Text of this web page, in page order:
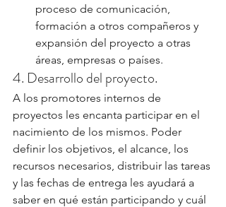
proceso de comunicación,
formación a otros compañeros y
expansión del proyecto a otras
áreas, empresas o países.
4. Desarrollo del proyecto.
A los promotores internos de
proyectos les encanta participar en el
nacimiento de los mismos. Poder
definir los objetivos, el alcance, los
recursos necesarios, distribuir las tareas
y las fechas de entrega les ayudará a
saber en qué están participando y cuál